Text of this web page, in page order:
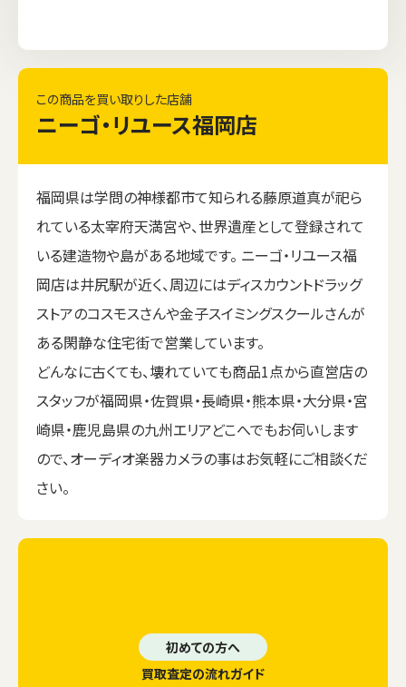
この商品を買い取りした店舗
ニーゴ・リユース福岡店
福岡県は学問の神様都市て知られる藤原道真が祀ら
れている太宰府天満宮や、世界遺産として登録されて
いる建造物や島がある地域です。 ニーゴ・リユース福
岡店は井尻駅が近く、周辺にはディスカウントドラッグ
ストアのコスモスさんや金子スイミングスクールさんが
ある閑静な住宅街で営業しています。
どんなに古くても、壊れていても商品1点から直営店の
スタッフが福岡県・佐賀県・長崎県・熊本県・大分県・宮
崎県・鹿児島県の九州エリアどこへでもお伺いします
ので、オーディオ楽器カメラの事はお気軽にご相談くだ
さい。
初めての方へ
買取査定の流れガイド